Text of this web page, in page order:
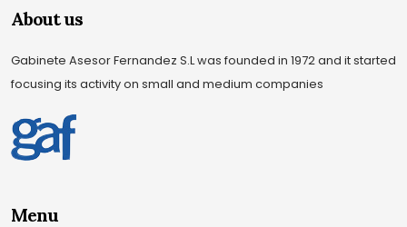
About us
Gabinete Asesor Fernandez S.L was founded in 1972 and it started
focusing its activity on small and medium companies
Menu